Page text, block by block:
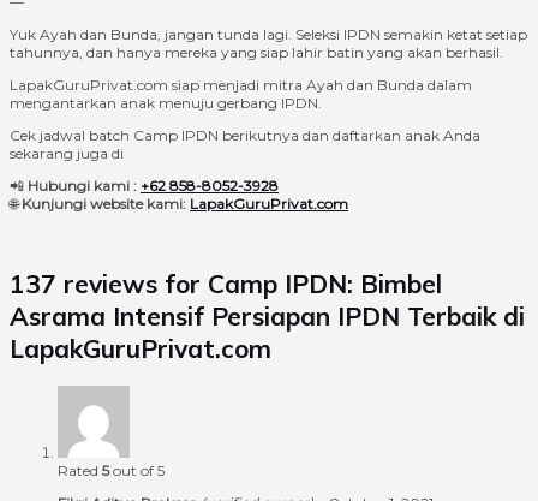
Yuk Ayah dan Bunda, jangan tunda lagi. Seleksi IPDN semakin ketat setiap
tahunnya, dan hanya mereka yang siap lahir batin yang akan berhasil.
LapakGuruPrivat.com siap menjadi mitra Ayah dan Bunda dalam
mengantarkan anak menuju gerbang IPDN.
Cek jadwal batch Camp IPDN berikutnya dan daftarkan anak Anda
sekarang juga di
📲 Hubungi kami : +62 858-8052-3928
🌐Kunjungi website kami: LapakGuruPrivat.com
137 reviews for Camp IPDN: Bimbel
Asrama Intensif Persiapan IPDN Terbaik di
LapakGuruPrivat.com
Rated 5out of 5